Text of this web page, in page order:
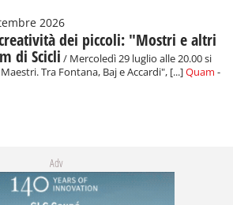
2026
dei piccoli: "Mostri e altri
di Scicli / Mercoledì 29 luglio alle 20.00 si
Tra Fontana, Baj e Accardi", [...]Quam -
Adv